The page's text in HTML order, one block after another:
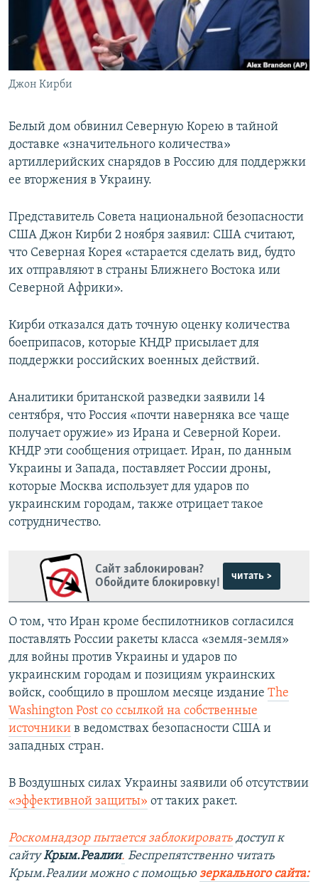
ПОБЕДИТЕЛЕЙ НЕ СУДЯТ?
КРЫМ.НЕПОКОРЕННЫЙ
ELIFBE
УКРАИНСКАЯ ПРОБЛЕМА КРЫМА
ПРИСОЕДИНЯЙТЕСЬ!
Джон Кирби
Белый дом обвинил Северную Корею в тайной
доставке «значительного количества»
артиллерийских снарядов в Россию для поддержки
ее вторжения в Украину.
Представитель Совета национальной безопасности
США Джон Кирби 2 ноября заявил: США считают,
что Северная Корея «старается сделать вид, будто
их отправляют в страны Ближнего Востока или
Северной Африки».
Кирби отказался дать точную оценку количества
боеприпасов, которые КНДР присылает для
поддержки российских военных действий.
Аналитики британской разведки заявили 14
сентября, что Россия «почти наверняка все чаще
получает оружие» из Ирана и Северной Кореи.
КНДР эти сообщения отрицает. Иран, по данным
Украины и Запада, поставляет России дроны,
которые Москва использует для ударов по
украинским городам, также отрицает такое
сотрудничество.
Сайт заблокирован?
Обойдите блокировку!
читать >
О том, что Иран кроме беспилотников согласился
поставлять России ракеты класса «земля-земля»
для войны против Украины и ударов по
украинским городам и позициям украинских
войск, сообщило в прошлом месяце издание The
Washington Post со ссылкой на собственные
источники в ведомствах безопасности США и
западных стран.
В Воздушных силах Украины заявили об отсутствии
«эффективной защиты» от таких ракет.
Роскомнадзор пытается заблокировать доступ к
сайтуКрым.Реалии. Беспрепятственно читать
Крым.Реалии можно с помощью зеркального сайта: